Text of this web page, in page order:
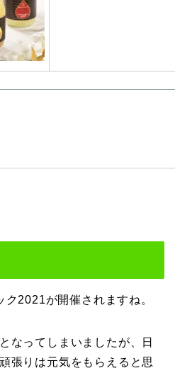
2021が開催されますね。
なってしまいましたが、日
張りは元気をもらえると思